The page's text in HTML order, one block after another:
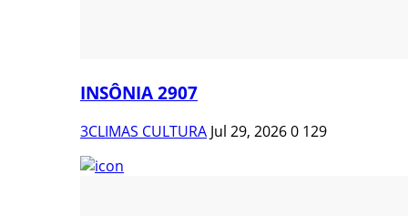
INSÔNIA 2907
3CLIMAS CULTURA Jul 29, 20260 129